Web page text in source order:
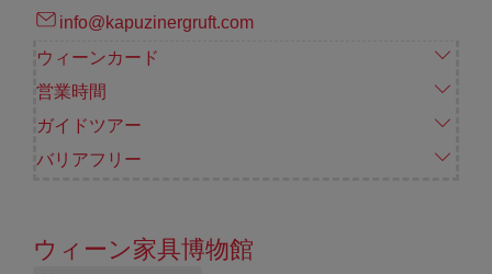
info@kapuzinergruft.com
ウィーンカード
営業時間
ガイドツアー
バリアフリー
ウィーン家具博物館